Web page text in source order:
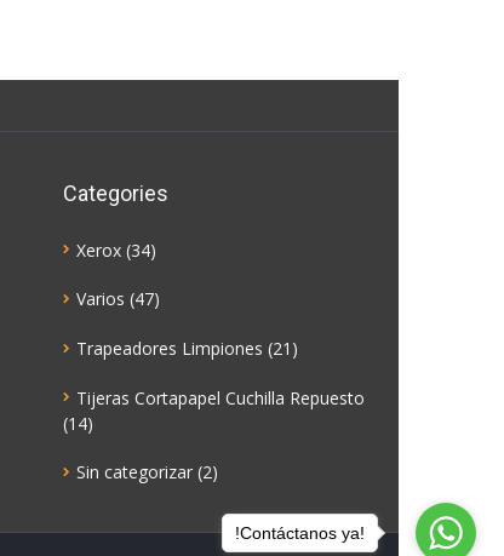
Categories
Xerox (34)
Varios (47)
Trapeadores Limpiones (21)
Tijeras Cortapapel Cuchilla Repuesto
(14)
Sin categorizar (2)
!Contáctanos ya!